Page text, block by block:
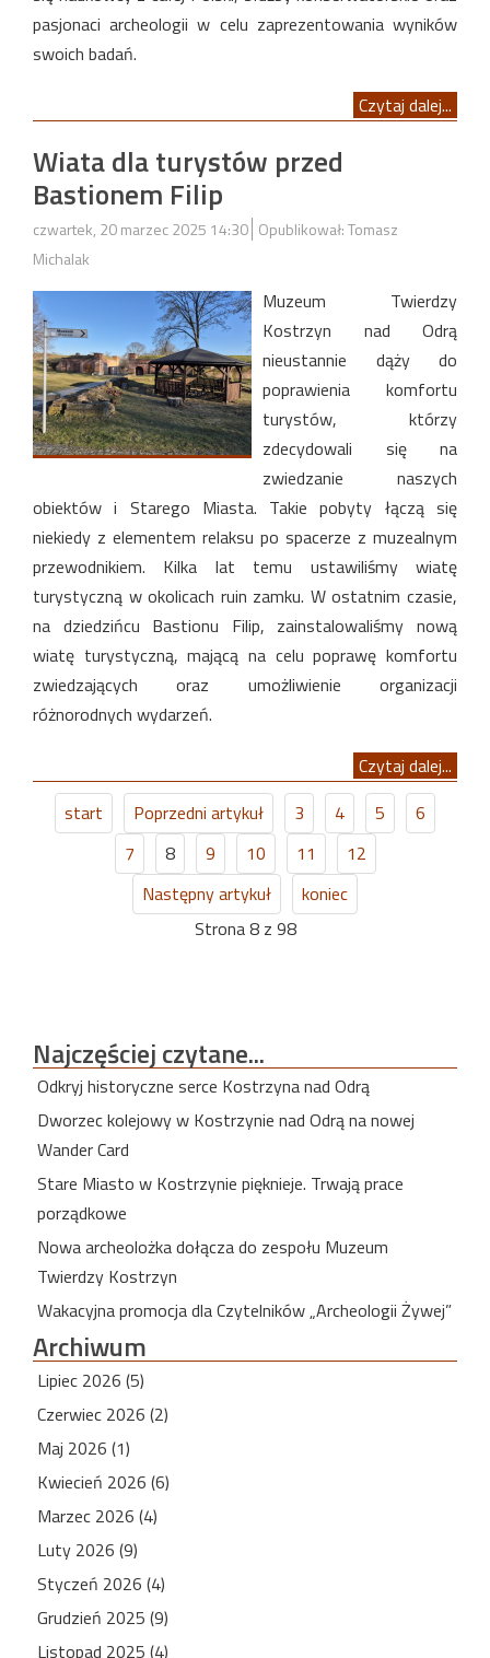
pasjonaci archeologii w celu zaprezentowania wyników
swoich badań.
Czytaj dalej...
Wiata dla turystów przed
Bastionem Filip
czwartek, 20 marzec 2025 14:30 Opublikował: Tomasz
Michalak
Muzeum Twierdzy
Kostrzyn nad Odrą
nieustannie dąży do
poprawienia komfortu
turystów, którzy
zdecydowali się na
zwiedzanie naszych
obiektów i Starego Miasta. Takie pobyty łączą się
niekiedy z elementem relaksu po spacerze z muzealnym
przewodnikiem. Kilka lat temu ustawiliśmy wiatę
turystyczną w okolicach ruin zamku. W ostatnim czasie,
na dziedzińcu Bastionu Filip, zainstalowaliśmy nową
wiatę turystyczną, mającą na celu poprawę komfortu
zwiedzających oraz umożliwienie organizacji
różnorodnych wydarzeń.
Czytaj dalej...
start
Poprzedni artykuł 3 4 5
6
7
8 9 10 11
12
Następny artykuł
koniec
Strona 8 z 98
Najczęściejczytane...
Odkryj historyczne serce Kostrzyna nad Odrą
Dworzec kolejowy w Kostrzynie nad Odrą na nowej
Wander Card
Stare Miasto w Kostrzynie pięknieje. Trwają prace
porządkowe
Nowa archeolożka dołącza do zespołu Muzeum
Twierdzy Kostrzyn
Wakacyjna promocja dla Czytelników „Archeologii Żywej”
Archiwum
Lipiec 2026 (5)
Czerwiec 2026 (2)
Maj 2026 (1)
Kwiecień 2026 (6)
Marzec 2026 (4)
Luty 2026 (9)
Styczeń 2026 (4)
Grudzień 2025 (9)
Listopad 2025 (4)